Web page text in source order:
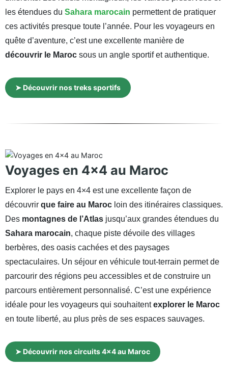
les étendues du Sahara marocain permettent de pratiquer
ces activités presque toute l’année. Pour les voyageurs en
quête d’aventure, c’est une excellente manière de
découvrir le Maroc sous un angle sportif et authentique.
➤ Découvrir nos treks sportifs
Voyages en 4×4 au Maroc
Explorer le pays en 4×4 est une excellente façon de
découvrir que faire au Maroc loin des itinéraires classiques.
Des montagnes de l’Atlas jusqu’aux grandes étendues du
Sahara marocain, chaque piste dévoile des villages
berbères, des oasis cachées et des paysages
spectaculaires. Un séjour en véhicule tout-terrain permet de
parcourir des régions peu accessibles et de construire un
parcours entièrement personnalisé. C’est une expérience
idéale pour les voyageurs qui souhaitentexplorer le Maroc
en toute liberté, au plus près de ses espaces sauvages.
➤ Découvrir nos circuits 4×4 au Maroc